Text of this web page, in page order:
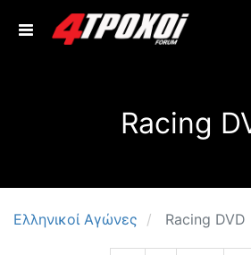
Racing
Ελληνικοί Αγώνες Racing DVD